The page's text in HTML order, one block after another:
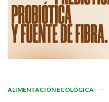
ALIMENTACIÓN ECOLÓGICA